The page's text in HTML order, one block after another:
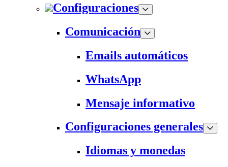
Configuraciones
Comunicación
Emails automáticos
WhatsApp
Mensaje informativo
Configuraciones generales
Idiomas y monedas